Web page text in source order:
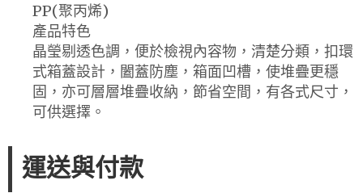
PP(聚丙烯)
產品特色
晶瑩剔透色調，便於檢視內容物，清楚分類，扣環
式箱蓋設計，闔蓋防塵，箱面凹槽，使堆疊更穩
固，亦可層層堆疊收納，節省空間，有各式尺寸，
可供選擇。
運送與付款